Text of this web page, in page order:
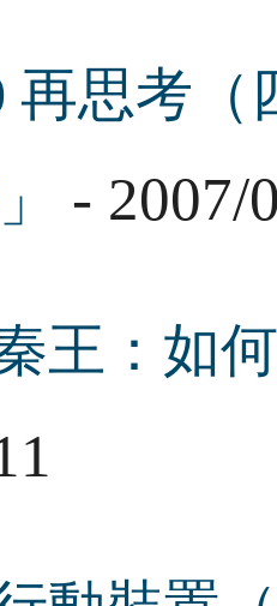
再思考
- 2007/
王：如